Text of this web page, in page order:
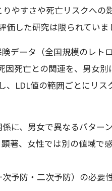
やすさや死亡リスクへ
した研究は限られていま
データ（全国規模のレト
死亡との関連を、男女
LDL値の範囲ごとにリス
に、男女で異なるパター
著、女性では別の値域で
予防・二次予防）の必要